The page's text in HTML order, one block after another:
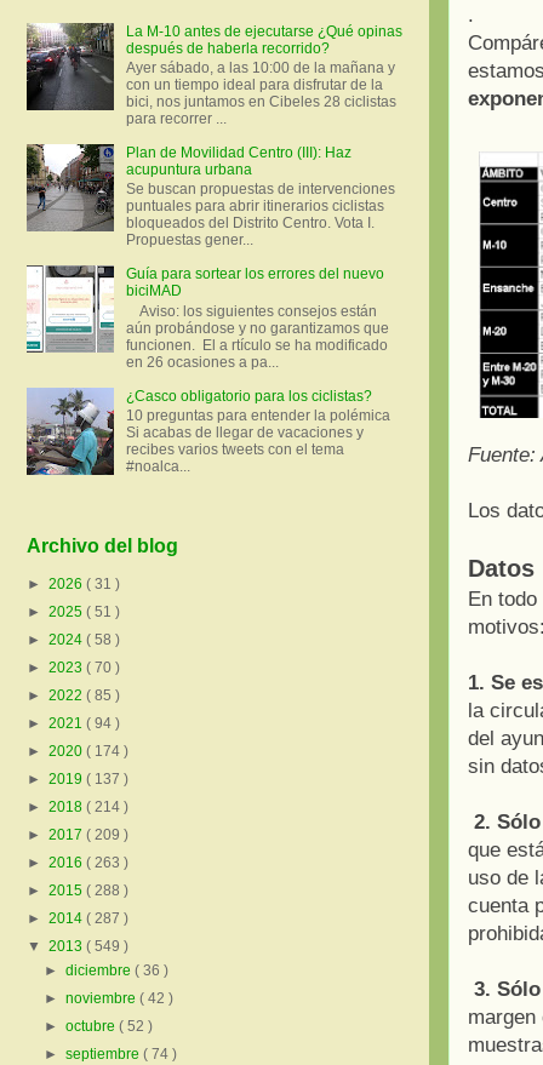
.
Fuente:
Los
En
1. Se
la
del
sin
2.
que
uso de
cuenta
3.
margen
La M-10 antes de ejecutarse ¿Qué opinas
después de haberla recorrido?
Ayer sábado, a las 10:00 de la mañana y
con un tiempo ideal para disfrutar de la
bici, nos juntamos en Cibeles 28 ciclistas
para recorrer ...
Plan de Movilidad Centro (III): Haz
acupuntura urbana
Se buscan propuestas de intervenciones
puntuales para abrir itinerarios ciclistas
bloqueados del Distrito Centro. Vota I.
Propuestas gener...
Guía para sortear los errores del nuevo
biciMAD
Aviso: los siguientes consejos están
aún probándose y no garantizamos que
funcionen. El a rtículo se ha modificado
en 26 ocasiones a pa...
¿Casco obligatorio para los ciclistas?
10 preguntas para entender la polémica
Si acabas de llegar de vacaciones y
recibes varios tweets con el tema
#noalca...
Archivo del blog
► 2026 ( 31 )
► 2025 ( 51 )
► 2024 ( 58 )
► 2023 ( 70 )
► 2022 ( 85 )
► 2021 ( 94 )
► 2020 ( 174 )
► 2019 ( 137 )
► 2018 ( 214 )
► 2017 ( 209 )
► 2016 ( 263 )
► 2015 ( 288 )
► 2014 ( 287 )
▼ 2013 ( 549 )
►diciembre( 36 )
►noviembre( 42 )
►octubre( 52 )
►septiembre( 74 )